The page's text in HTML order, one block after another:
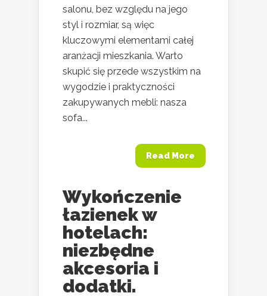
salonu, bez względu na jego
styl i rozmiar, są więc
kluczowymi elementami całej
aranżacji mieszkania. Warto
skupić się przede wszystkim na
wygodzie i praktyczności
zakupywanych mebli: nasza
sofa...
Read More
Wykończenie
łazienek w
hotelach:
niezbędne
akcesoria i
dodatki.